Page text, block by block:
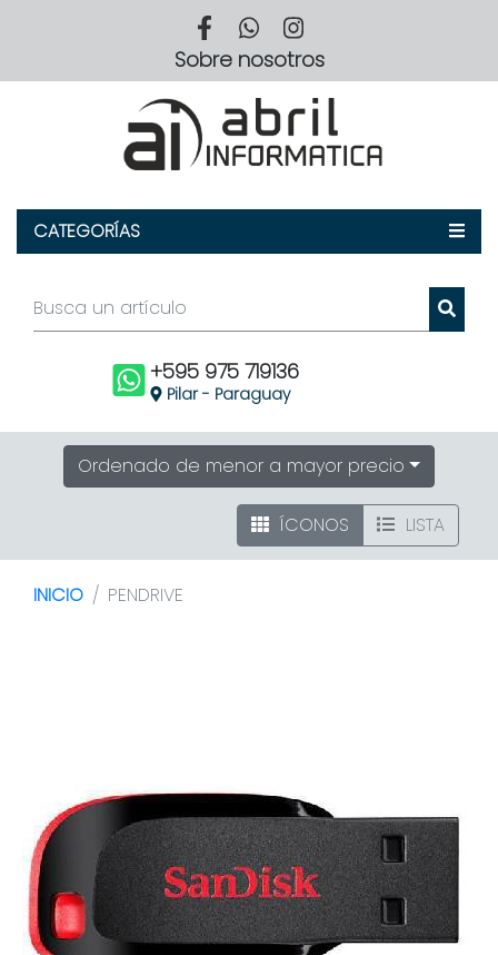
Sobre nosotros
Nosotros
CATEGORÍAS
+595 975 719136
Pilar - Paraguay
Ordenado de menor a mayor precio
ÍCONOS LISTA
INICIO PENDRIVE